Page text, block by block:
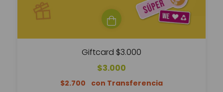
Giftcard $3.000
$3.000
$2.700